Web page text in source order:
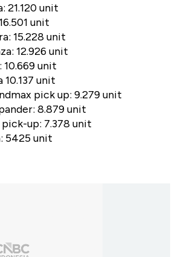
21.120 unit
unit
15.228 unit
12.926 unit
10.669 unit
10.137 unit
pick up: 9.279 unit
8.879 unit
up: 7.378 unit
5425 unit